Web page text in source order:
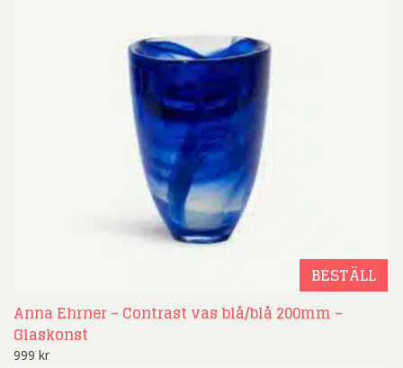
BESTÄLL
Anna Ehrner – Contrast vas blå/blå 200mm –
Glaskonst
999 kr